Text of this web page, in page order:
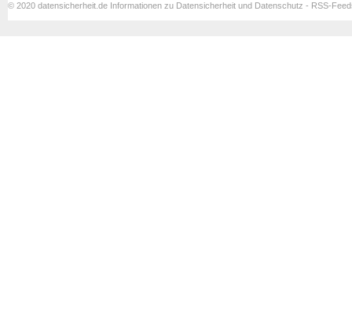
© 2020 datensicherheit.de Informationen zu Datensicherheit und Datenschutz - RSS-